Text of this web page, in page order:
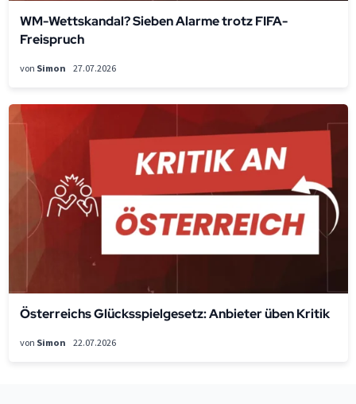
WM-Wettskandal? Sieben Alarme trotz FIFA-
Freispruch
von Simon 27.07.2026
Österreichs Glücksspielgesetz: Anbieter üben Kritik
von Simon 22.07.2026